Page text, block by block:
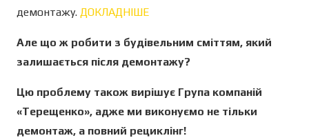
демонтажу. ДОКЛАДНІШЕ
Але що ж робити з будівельним сміттям, який
залишається після демонтажу?
Цю проблему також вирішує Група компаній
«Терещенко», адже ми виконуємо не тільки
демонтаж, а повний рециклінг!